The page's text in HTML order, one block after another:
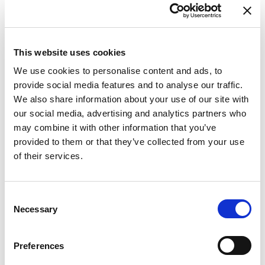
This website uses cookies
We use cookies to personalise content and ads, to
provide social media features and to analyse our traffic.
We also share information about your use of our site with
our social media, advertising and analytics partners who
may combine it with other information that you’ve
provided to them or that they’ve collected from your use
of their services.
Selection
Necessary
Preferences
W - WHITE
Finiture disponibili